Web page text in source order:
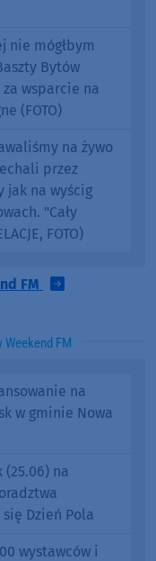
nie mógłbym
Bytów
wsparcie na
(FOTO)
na żywo
przez
jak na wyścig
"Cały
FOTO)
FM
Weekend FM
na
w gminie Nowa
(25.06) na
Dzień Pola
wystawców i